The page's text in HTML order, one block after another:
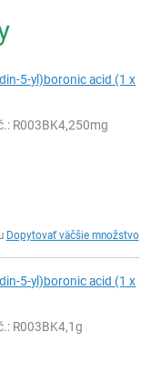
5-yl)boronic acid (1 x
: R003BK4,250mg
Dopytovať väčšie množstvo
5-yl)boronic acid (1 x
: R003BK4,1g